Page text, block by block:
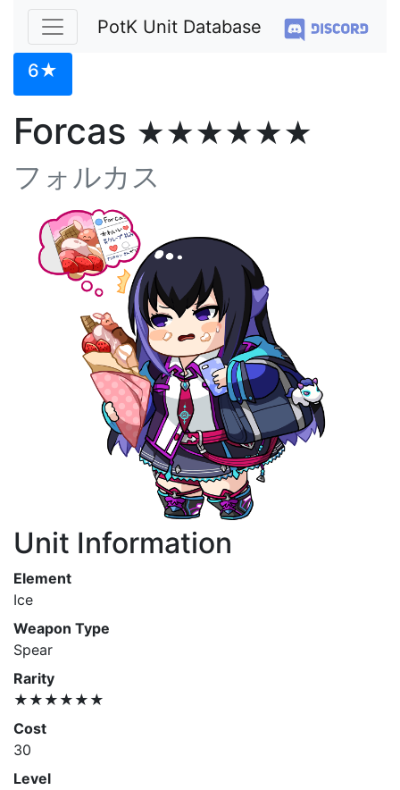
PotK Unit Database
6★
Forcas ★★★★★★
フォルカス
Unit Information
Element
Ice
Weapon Type
Spear
Rarity
★★★★★★
Cost
30
Level